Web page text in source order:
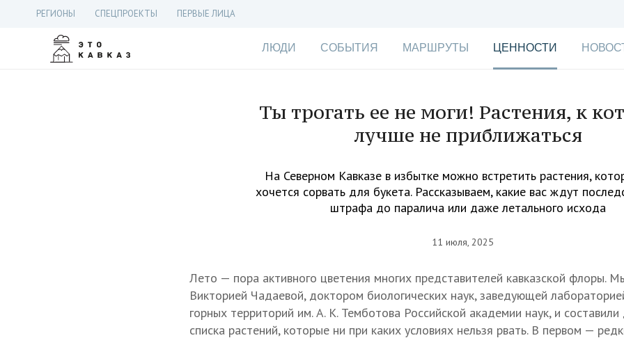
РЕГИОНЫ СПЕЦПРОЕКТЫ ПЕРВЫЕ ЛИЦА
ЛЮДИ СОБЫТИЯ МАРШРУТЫ ЦЕННОСТИ
Ты трогать ее не моги! Растения, к
лучше не приближаться
На Северном Кавказе в избытке можно встретить растения,
хочется сорвать для букета. Рассказываем, какие вас ждут
штрафа до паралича или даже летального исхода
11 июля, 2025
Лето — пора активного цветения многих представителей кавказской флоры.
Викторией Чадаевой, доктором биологических наук, заведующей
горных территорий им. А. К. Темботова Российской академии наук, и
списка растений, которые ни при каких условиях нельзя рвать. В первом —